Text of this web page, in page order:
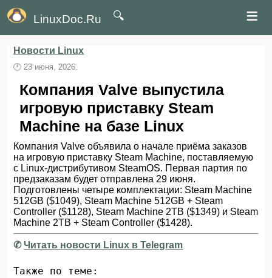
LinuxDoc.Ru 🔍 ≡
Новости Linux
🕛23 июня, 2026.
Компания Valve выпустила
игровую приставку Steam
Machine на базе Linux
Компания Valve объявила о начале приёма заказов
на игровую приставку Steam Machine, поставляемую
с Linux-дистрибутивом SteamOS. Первая партия по
предзаказам будет отправлена 29 июня.
Подготовлены четыре комплектации: Steam Machine
512GB ($1049), Steam Machine 512GB + Steam
Controller ($1128), Steam Machine 2TB ($1349) и Steam
Machine 2TB + Steam Controller ($1428).
✆Читать новости Linux в Telegram
Также по теме: